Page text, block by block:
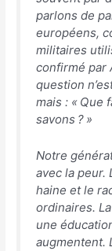
parlons de
européens,
militaires
confirmé par
question
mais : « Que
savons ? »
Notre
avec la peur.
haine et le
ordinaires.
une
augmentent.